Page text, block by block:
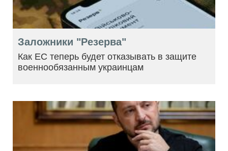
Заложники "Резерва"
Как ЕС теперь будет отказывать в защите
военнообязанным украинцам